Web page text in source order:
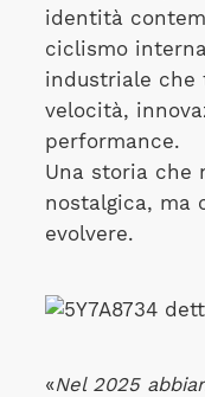
identità
ciclismo
industriale che
velocità,
performance.
Una storia che
nostalgica, ma
evolvere.
«Nel 2025